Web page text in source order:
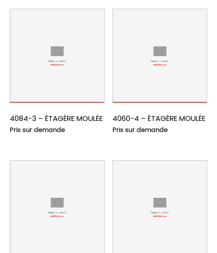
4084-3 – ÉTAGÈRE MOULÉE
Prix sur demande
4060-4 – ÉTAGÈRE MOULÉE
Prix sur demande